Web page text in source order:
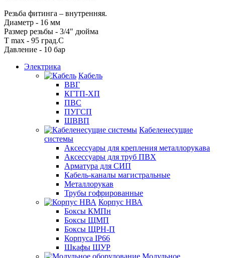
Резьба фитинга – внутренняя.
Диаметр - 16 мм
Размер резьбы - 3/4" дюйма
T max - 95 град.C
Давление - 10 бар
Электрика
Кабель
ВВГ
КГТП-ХП
ПВС
ПУГСП
ШВВП
Кабеленесущие
системы
Аксессуары для крепления металлорукава
Аксессуары для труб ПВХ
Арматура для СИП
Кабель-каналы магистральные
Металлорукав
Трубы гофрированные
Корпус НВА
Боксы КМПн
Боксы ЩМП
Боксы ЩРН-П
Корпуса IP66
Шкафы ЩУР
Модульное